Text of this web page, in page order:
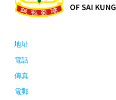
地址
電話
傳真
電郵